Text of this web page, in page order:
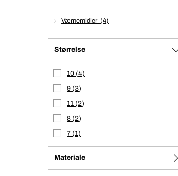
Værnemidler 4
Størrelse
10 4
9 3
11 2
8 2
7 1
Materiale